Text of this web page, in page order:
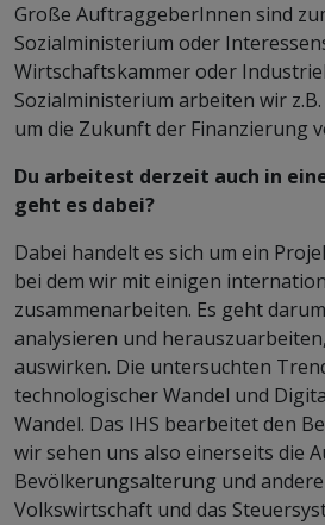
Große AuftraggeberInnen sind
Sozialministerium oder
Wirtschaftskammer oder
Sozialministerium arbeiten wir
um die Zukunft der Finanzierung
Du arbeitest derzeit auch in
geht es dabei?
Dabei handelt es sich um ein
bei dem wir mit einigen
zusammenarbeiten. Es geht
analysieren und
auswirken. Die untersuchten
technologischer Wandel und
Wandel. Das IHS bearbeitet den
wir sehen uns also einerseits die
Bevölkerungsalterung und
Volkswirtschaft und das